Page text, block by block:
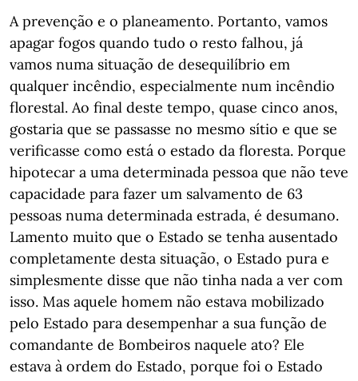
A prevenção e o planeamento. Portanto, vamos
apagar fogos quando tudo o resto falhou, já
vamos numa situação de desequilíbrio em
qualquer incêndio, especialmente num incêndio
florestal. Ao final deste tempo, quase cinco anos,
gostaria que se passasse no mesmo sítio e que se
verificasse como está o estado da floresta. Porque
hipotecar a uma determinada pessoa que não teve
capacidade para fazer um salvamento de 63
pessoas numa determinada estrada, é desumano.
Lamento muito que o Estado se tenha ausentado
completamente desta situação, o Estado pura e
simplesmente disse que não tinha nada a ver com
isso. Mas aquele homem não estava mobilizado
pelo Estado para desempenhar a sua função de
comandante de Bombeiros naquele ato? Ele
estava à ordem do Estado, porque foi o Estado